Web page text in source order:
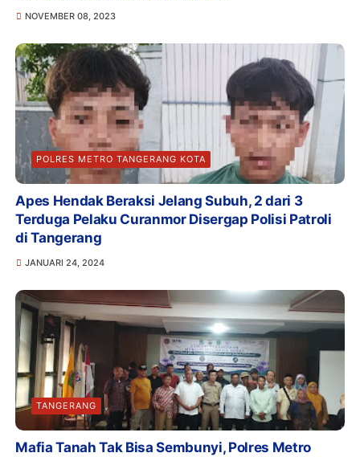
NOVEMBER 08, 2023
POLRES METRO TANGERANG KOTA
Apes Hendak Beraksi Jelang Subuh, 2 dari 3
Terduga Pelaku Curanmor Disergap Polisi Patroli
di Tangerang
JANUARI 24, 2024
TANGERANG
Mafia Tanah Tak Bisa Sembunyi, Polres Metro